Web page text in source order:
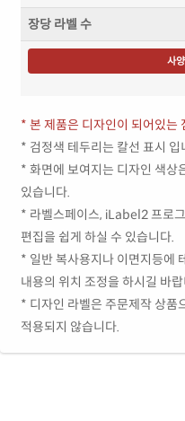
장당 라벨 수
사
* 본 제품은 디자인이 되어있는
* 검정색 테두리는 칼선 표시 입
* 화면에 보여지는 디자인 색상
있습니다.
* 라벨스페이스, iLabel2 프로
편집을 쉽게 하실 수 있습니다.
* 일반 복사용지나 이면지등에
내용의 위치 조정을 하시길 바
* 디자인 라벨은 주문제작 상품
적용되지 않습니다.